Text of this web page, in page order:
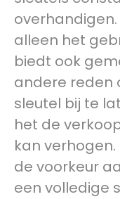
alleen het
biedt ook
andere reden
sleutel bij te
het de
kan
de voorkeur
een volledige